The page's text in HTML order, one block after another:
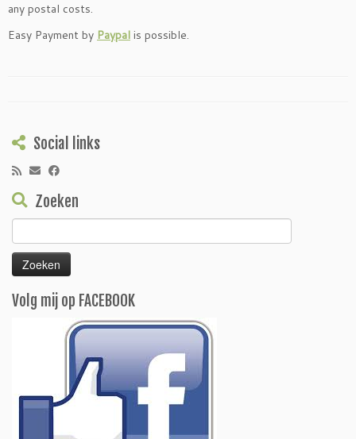
any postal costs.
Easy Payment by Paypal is possible.
Social links
Zoeken
naar:
Volg mij op FACEBOOK